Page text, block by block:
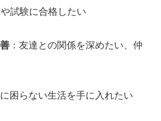
や試験に合格したい
：友達との関係を深めたい、仲
に困らない生活を手に入れたい